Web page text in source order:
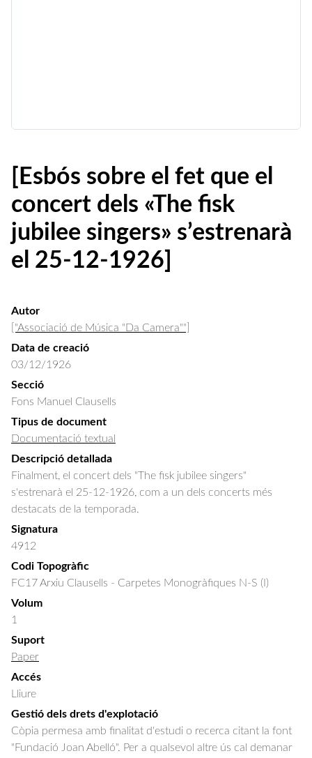
[Esbós sobre el fet que el
concert dels «The fisk
jubilee singers» s’estrenarà
el 25-12-1926]
Autor
["Associació de Música "Da Camera""]
Data de creació
03/12/1926
Secció
Fons Manuel Clausells
Tipus de document
Documentació textual
Descripció detallada
Finalment, el concert dels "The fisk jubilee singers"
s'estrenarà el 25-12-1926, com a un dels concerts més
destacats de la temporada.
Signatura
4912
Codi Topogràfic
FC17 Arxiu Clausells - Carpetes Monogràfiques N-S (I)
Volum
1
Suport
Paper
Accés
Lliure
Gestió dels drets d'explotació
Còpia permesa amb finalitat d'estudi o recerca citant la font
"Fundació Joan Abelló". Per a qualsevol altre ús cal demanar